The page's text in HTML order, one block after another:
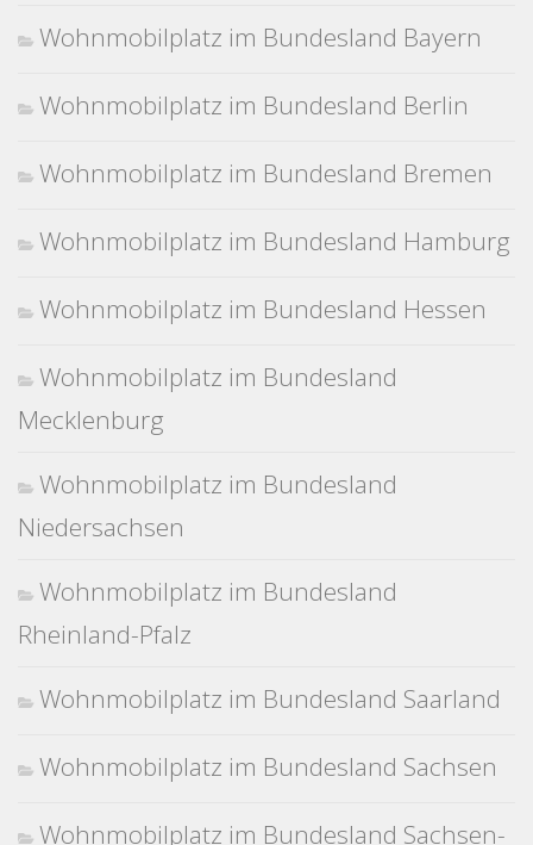
Wohnmobilplatz im Bundesland Bayern
Wohnmobilplatz im Bundesland Berlin
Wohnmobilplatz im Bundesland Bremen
Wohnmobilplatz im Bundesland Hamburg
Wohnmobilplatz im Bundesland Hessen
Wohnmobilplatz im Bundesland
Mecklenburg
Wohnmobilplatz im Bundesland
Niedersachsen
Wohnmobilplatz im Bundesland
Rheinland-Pfalz
Wohnmobilplatz im Bundesland Saarland
Wohnmobilplatz im Bundesland Sachsen
Wohnmobilplatz im Bundesland Sachsen-